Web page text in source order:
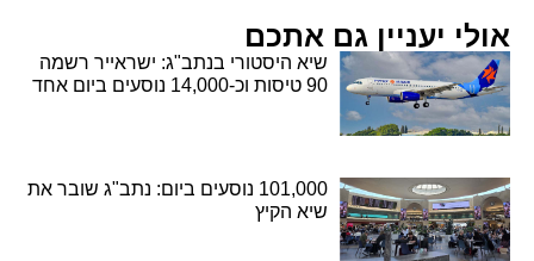
אולי יעניין גם אתכם
שיא היסטורי בנתב"ג: ישראייר רשמה
90 טיסות וכ-14,000 נוסעים ביום אחד
101,000 נוסעים ביום: נתב"ג שובר את
שיא הקיץ